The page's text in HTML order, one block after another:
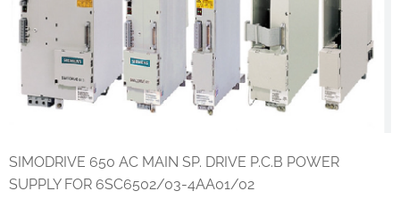
SIMODRIVE 650 AC MAIN SP. DRIVE P.C.B POWER
SUPPLY FOR 6SC6502/03-4AA01/02